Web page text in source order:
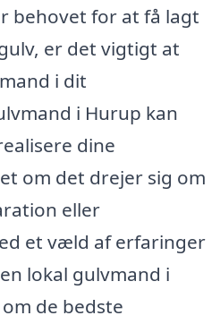
behovet for at få lagt
er det vigtigt at
i dit
i Hurup kan
dine
om det drejer sig om
eller
et væld af erfaringer
lokal gulvmand i
de bedste